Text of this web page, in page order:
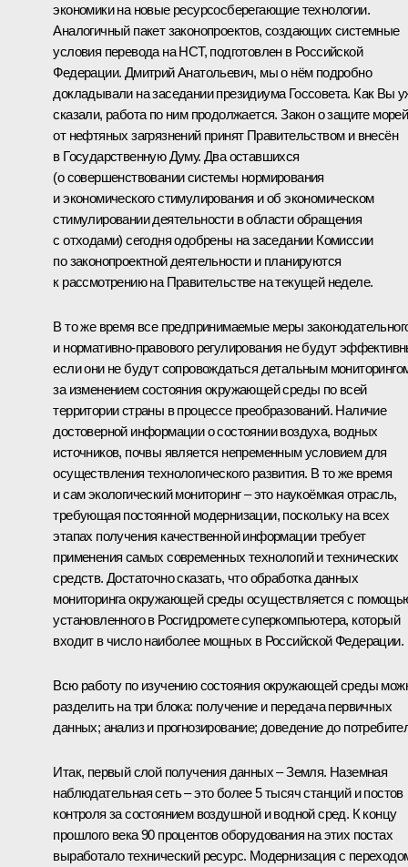
экономики на новые ресурсосберегающие технологии.
Аналогичный пакет законопроектов, создающих системные
условия перевода на НСТ, подготовлен в Российской
Федерации. Дмитрий Анатольевич, мы о нём подробно
докладывали на заседании президиума Госсовета. Как Вы
сказали, работа по ним продолжается. Закон о защите морей
от нефтяных загрязнений принят Правительством и внесён
в Государственную Думу. Два оставшихся
(о совершенствовании системы нормирования
и экономического стимулирования и об экономическом
стимулировании деятельности в области обращения
с отходами) сегодня одобрены на заседании Комиссии
по законопроектной деятельности и планируются
к рассмотрению на Правительстве на текущей неделе.
В то же время все предпринимаемые меры
и нормативно-правового регулирования не будут
если они не будут сопровождаться детальным
за изменением состояния окружающей среды по всей
территории страны в процессе преобразований. Наличие
достоверной информации о состоянии воздуха, водных
источников, почвы является непременным условием для
осуществления технологического развития. В то же время
и сам экологический мониторинг – это наукоёмкая отрасль,
требующая постоянной модернизации, поскольку на всех
этапах получения качественной информации требует
применения самых современных технологий и технических
средств. Достаточно сказать, что обработка данных
мониторинга окружающей среды осуществляется с
установленного в Росгидромете суперкомпьютера, который
входит в число наиболее мощных в Российской Федерации.
Всю работу по изучению состояния окружающей среды
разделить на три блока: получение и передача первичных
данных; анализ и прогнозирование; доведение до
Итак, первый слой получения данных – Земля. Наземная
наблюдательная сеть – это более 5 тысяч станций и постов
контроля за состоянием воздушной и водной сред. К концу
прошлого века 90 процентов оборудования на этих постах
выработало технический ресурс. Модернизация с